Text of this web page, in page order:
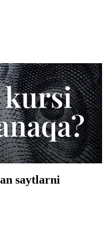
saytlarni